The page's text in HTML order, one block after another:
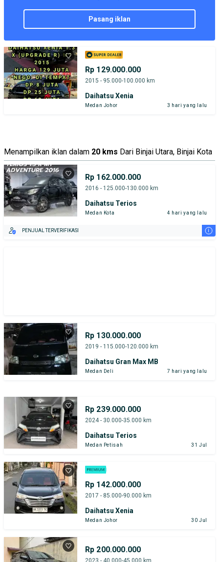
pasang iklan
Rp 129.000.000
2015 - 95.000-100.000 km
Daihatsu Xenia
Medan Johor 3 hari yang lalu
Menampilkan iklan dalam 20 kms Dari Binjai Utara, Binjai Kota
Rp 162.000.000
2016 - 125.000-130.000 km
Daihatsu Terios
Medan Kota 4 hari yang lalu
PENJUAL TERVERIFIKASI i
Rp 130.000.000
2019 - 115.000-120.000 km
Daihatsu Gran Max MB
Medan Deli 7 hari yang lalu
Rp 239.000.000
2024 - 30.000-35.000 km
Daihatsu Terios
Medan Petisah 31 Jul
Rp 142.000.000
2017 - 85.000-90.000 km
Daihatsu Xenia
Medan Johor 30 Jul
Rp 200.000.000
2023 - 40.000-45.000 km